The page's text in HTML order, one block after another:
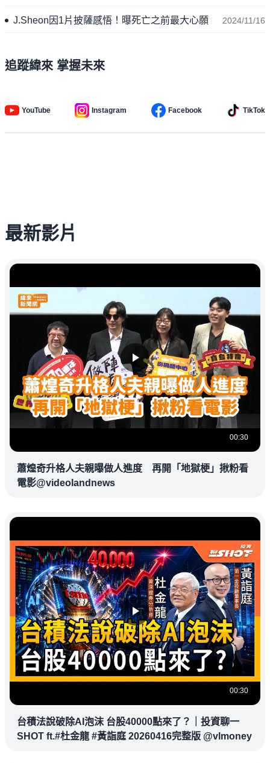
J.Sheon因1片披薩感悟！曝死亡之前最大心願 2024/11/16
追蹤緯來 掌握未來
YouTube Instagram Facebook TikTok
最新影片
00:30
蕭煌奇升格人夫親曝做人進度 再開「地獄梗」揪粉看
電影@videolandnews
00:30
台積法說破除AI泡沫 台股40000點來了？｜投資聊一
SHOT ft.#杜金龍 #黃詣庭 20260416完整版 @vlmoney